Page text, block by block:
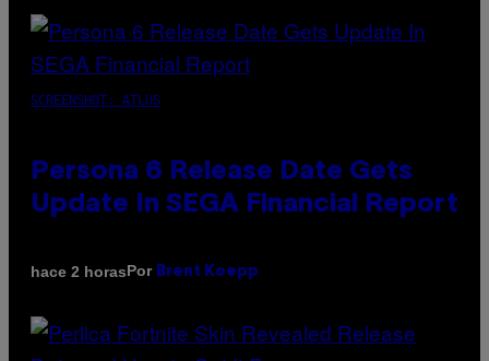
SCREENSHOT: ATLUS
Persona 6 Release Date Gets
Update In SEGA Financial Report
hace 2 horasPor Brent Koepp